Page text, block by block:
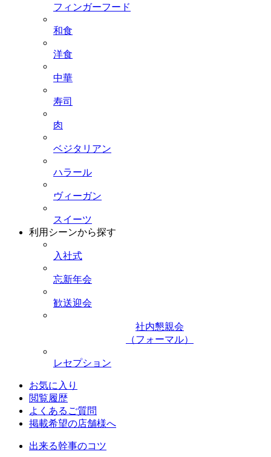
フィンガーフード
和食
洋食
中華
寿司
肉
ベジタリアン
ハラール
ヴィーガン
スイーツ
利用シーンから探す
入社式
忘新年会
歓送迎会
社内懇親会
（フォーマル）
レセプション
お気に入り
閲覧履歴
よくあるご質問
掲載希望の店舗様へ
出来る幹事のコツ